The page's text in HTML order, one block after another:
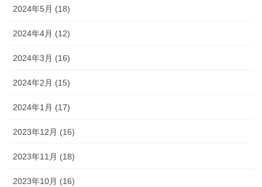
2024年5月 (18)
2024年4月 (12)
2024年3月 (16)
2024年2月 (15)
2024年1月 (17)
2023年12月 (16)
2023年11月 (18)
2023年10月 (16)